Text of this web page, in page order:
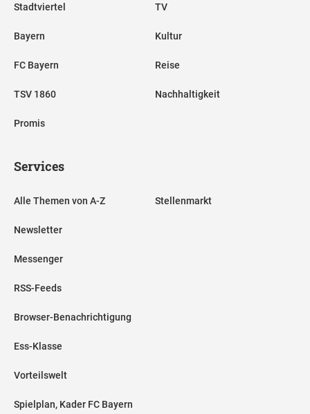
Stadtviertel
Bayern
FC Bayern
TSV 1860
Promis
TV
Kultur
Reise
Nachhaltigkeit
Services
Alle Themen von A-Z
Newsletter
Messenger
RSS-Feeds
Browser-Benachrichtigung
Ess-Klasse
Vorteilswelt
Spielplan, Kader FC Bayern
Stellenmarkt